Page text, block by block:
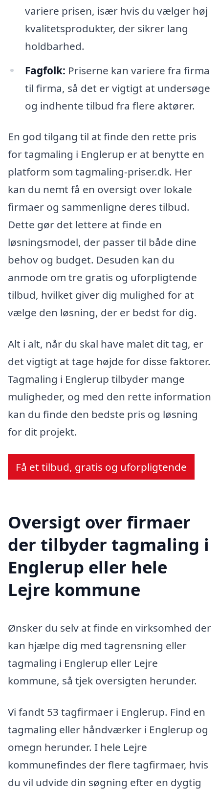
variere prisen, især hvis du vælger høj
kvalitetsprodukter, der sikrer lang
holdbarhed.
Fagfolk: Priserne kan variere fra firma
til firma, så det er vigtigt at undersøge
og indhente tilbud fra flere aktører.
En god tilgang til at finde den rette pris
for tagmaling i Englerup er at benytte en
platform som tagmaling-priser.dk. Her
kan du nemt få en oversigt over lokale
firmaer og sammenligne deres tilbud.
Dette gør det lettere at finde en
løsningsmodel, der passer til både dine
behov og budget. Desuden kan du
anmode om tre gratis og uforpligtende
tilbud, hvilket giver dig mulighed for at
vælge den løsning, der er bedst for dig.
Alt i alt, når du skal have malet dit tag, er
det vigtigt at tage højde for disse faktorer.
Tagmaling i Englerup tilbyder mange
muligheder, og med den rette information
kan du finde den bedste pris og løsning
for dit projekt.
Få et tilbud, gratis og uforpligtende
Oversigt over firmaer
der tilbyder tagmaling i
Englerup eller hele
Lejre kommune
Ønsker du selv at finde en virksomhed der
kan hjælpe dig med tagrensning eller
tagmaling i Englerup eller Lejre
kommune, så tjek oversigten herunder.
Vi fandt 53 tagfirmaer i Englerup. Find en
tagmaling eller håndværker i Englerup og
omegn herunder. I hele Lejre
kommunefindes der flere tagfirmaer, hvis
du vil udvide din søgning efter en dygtig